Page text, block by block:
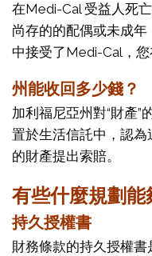
在Medi-Cal 受益人死
尚存的的配偶或未成
中接受了Medi-Cal，
州能收回多少錢？
加利福尼亞州對“財產
置於生活信託中，認
的財產提出索賠。
有些什麼規劃能
持久授權書
財務條款的持久授權